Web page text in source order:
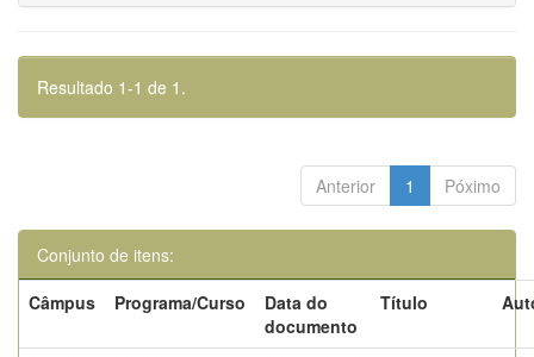
Resultado 1-1 de 1.
Anterior 1 Póximo
Conjunto de itens:
Câmpus
Programa/Curso
Data do
documento
Título